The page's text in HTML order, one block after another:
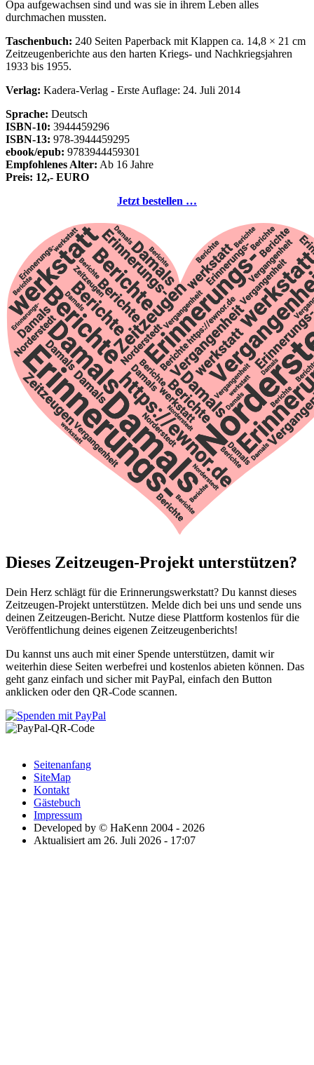
Opa aufgewachsen sind und was sie in ihrem Leben alles
durchmachen mussten.
Taschenbuch: 240 Seiten Paperback mit Klappen ca. 14,8 × 21 cm
Zeitzeugenberichte aus den harten Kriegs- und Nachkriegsjahren
1933 bis 1955.
Verlag: Kadera-Verlag - Erste Auflage: 24. Juli 2014
Sprache: Deutsch
ISBN-10: 3944459296
ISBN-13: 978-3944459295
ebook/epub: 9783944459301
Empfohlenes Alter: Ab 16 Jahre
Preis: 12,- EURO
Jetzt bestellen …
Dieses Zeitzeugen-Projekt unterstützen?
Dein Herz schlägt für die Erinnerungswerkstatt? Du kannst dieses
Zeitzeugen-Projekt unterstützen. Melde dich bei uns und sende uns
deinen Zeitzeugen-Bericht. Nutze diese Plattform kostenlos für die
Veröffentlichung deines eigenen Zeitzeugenberichts!
Du kannst uns auch mit einer Spende unterstützen, damit wir
weiterhin diese Seiten werbefrei und kostenlos abieten können. Das
geht ganz einfach und sicher mit PayPal, einfach den Button
anklicken oder den QR-Code scannen.
Seitenanfang
SiteMap
Kontakt
Gästebuch
Impressum
Developed by © HaKenn 2004 - 2026
Aktualisiert am 26. Juli 2026 - 17:07